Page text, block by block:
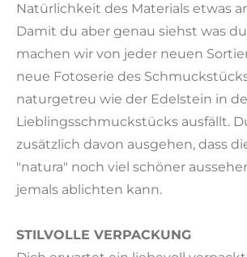
Natürlichkeit des Materials etwas
Damit du aber genau siehst was
machen wir von jeder neuen
neue Fotoserie des
naturgetreu wie der Edelstein in
Lieblingsschmuckstücks ausfällt.
zusätzlich davon ausgehen, dass
"natura" noch viel schöner
jemals ablichten kann.
STILVOLLE VERPACKUNG